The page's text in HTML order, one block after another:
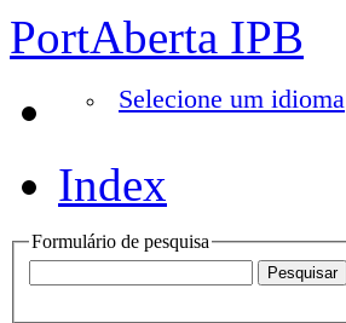
PortAberta IPB
Selecione um idioma
Index
Formulário de pesquisa